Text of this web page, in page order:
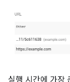
실행 시간에 가장